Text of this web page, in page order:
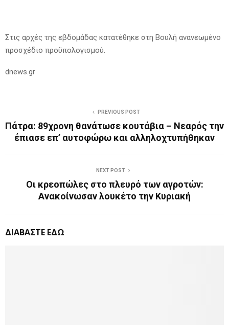
Στις αρχές της εβδομάδας κατατέθηκε στη Βουλή ανανεωμένο
προσχέδιο προϋπολογισμού.
dnews.gr
PREVIOUS POST
Πάτρα: 89χρονη θανάτωσε κουτάβια – Νεαρός την
έπιασε επ’ αυτοφώρω και αλληλοχτυπήθηκαν
NEXT POST
Οι κρεοπώλες στο πλευρό των αγροτών:
Ανακοίνωσαν λουκέτο την Κυριακή
ΔΙΑΒΑΣΤΕ ΕΔΩ